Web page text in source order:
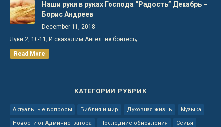
Наши руки в руках Господа “Радость” Декабрь –
Борис Андреев
December 11, 2018
Луки 2, 10-11; И сказал им Ангел: не бойтесь;
Read More
КАТЕГОРИИ РУБРИК
Актуальные вопросы Библия и мир Духовная жизнь Музыка
Новости от Администратора Последние обновления Семья